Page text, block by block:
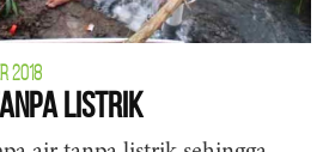
2018
Listrik